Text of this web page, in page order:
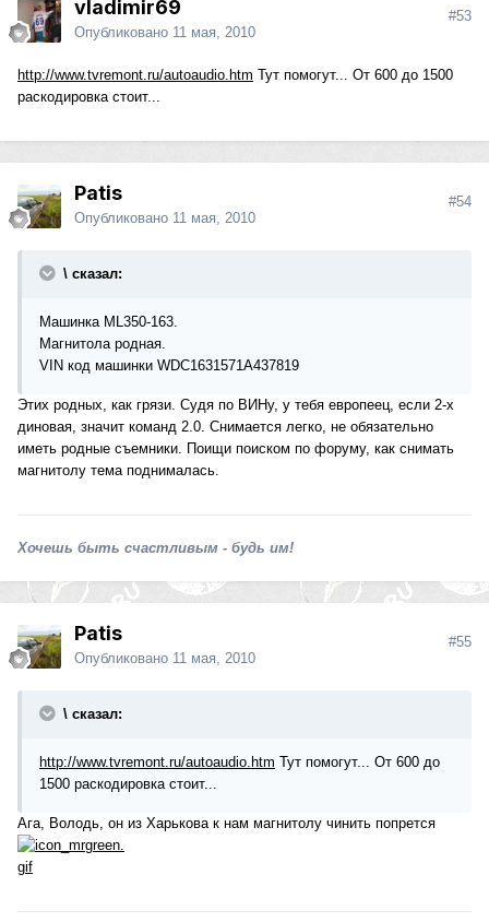
vladimir69
Опубликовано 11 мая, 2010
#53
http://www.tvremont.ru/autoaudio.htm Тут помогут... От 600 до 1500
раскодировка стоит...
Patis
Опубликовано 11 мая, 2010
#54
\ сказал:
Машинка ML350-163.
Магнитола родная.
VIN код машинки WDC1631571A437819
Этих родных, как грязи. Судя по ВИНу, у тебя европеец, если 2-х
диновая, значит команд 2.0. Снимается легко, не обязательно
иметь родные съемники. Поищи поиском по форуму, как снимать
магнитолу тема поднималась.
Хочешь быть счастливым - будь им!
Patis
Опубликовано 11 мая, 2010
#55
\ сказал:
http://www.tvremont.ru/autoaudio.htm Тут помогут... От 600 до
1500 раскодировка стоит...
Ага, Володь, он из Харькова к нам магнитолу чинить попрется